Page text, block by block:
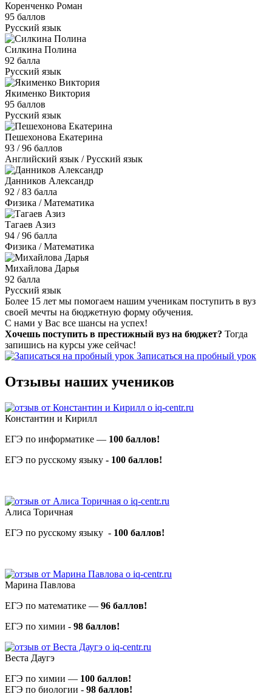
Коренченко Роман
95 баллов
Русский язык
Силкина Полина
92 балла
Русский язык
Якименко Виктория
95 баллов
Русский язык
Пешехонова Екатерина
93 / 96 баллов
Английский язык / Русский язык
Данников Александр
92 / 83 балла
Физика / Математика
Тагаев Азиз
94 / 96 балла
Физика / Математика
Михайлова Дарья
92 балла
Русский язык
Более 15 лет мы помогаем нашим ученикам поступить в вуз
своей мечты на бюджетную форму обучения.
С нами у Вас все шансы на успех!
Хочешь поступить в престижный вуз на бюджет? Тогда
запишись на курсы уже сейчас!
Записаться на пробный урок
Отзывы наших учеников
Константин и Кирилл
ЕГЭ по информатике — 100 баллов!
ЕГЭ по русскому языку - 100 баллов!
Алиса Торичная
ЕГЭ по русскому языку - 100 баллов!
Марина Павлова
ЕГЭ по математике — 96 баллов!
ЕГЭ по химии - 98 баллов!
Веста Даугэ
ЕГЭ по химии — 100 баллов!
ЕГЭ по биологии - 98 баллов!